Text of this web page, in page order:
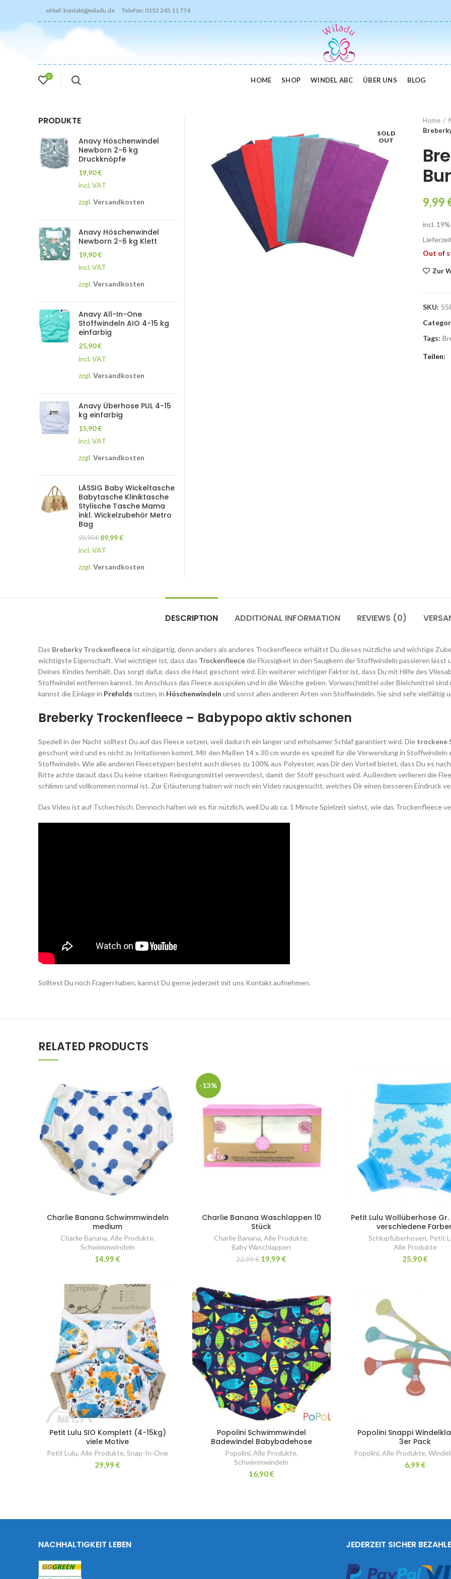
eMail: kontakt@wiladu.de Telefon: 0152 245 11 774
0 HOME SHOP WINDEL ABC ÜBER UNS BLOG
SOLD
OUT
Home
9,99
incl.
Out of
Zur
SKU:
Tags:
Teilen
PRODUKTE
Anavy Höschenwindel
Newborn 2-6 kg
Druckknöpfe
19,90€
incl. VAT
zzgl.Versandkosten
Anavy Höschenwindel
Newborn 2-6 kg Klett
19,90€
incl. VAT
zzgl.Versandkosten
Anavy All-In-One
Stoffwindeln AIO 4-15 kg
einfarbig
25,90€
incl. VAT
zzgl.Versandkosten
Anavy Überhose PUL 4-15
kg einfarbig
15,90€
incl. VAT
zzgl.Versandkosten
LÄSSIG Baby Wickeltasche
Babytasche Kliniktasche
Stylische Tasche Mama
inkl. Wickelzubehör Metro
Bag
99,99€ 89,99€
incl. VAT
zzgl.Versandkosten
DESCRIPTION ADDITIONAL INFORMATION REVIEWS (0)
Das Breberky Trockenfleeceist einzigartig, denn anders als anderes Trockenfleece erhältst Du dieses nützliche und wichtige
wichtigste Eigenschaft. Viel wichtiger ist, dass das Trockenfleecedie Flüssigkeit in den Saugkern der Stoffwindeln passieren
Deines Kindes fernhält. Das sorgt dafür, dass die Haut geschont wird. Ein weiterer wichtiger Faktor ist, dass Du mit Hilfe des
Stoffwindel entfernen kannst. Im Anschluss das Fleece ausspülen und in die Wäsche geben. Vorwaschmittel oder Bleichmittel
kannst die Einlage in Prefolds nutzen, in Höschenwindeln und sonst allen anderen Arten von Stoffwindeln. Sie sind sehr vielfältig
Breberky Trockenfleece – Babypopo aktiv schonen
Speziell in der Nacht solltest Du auf das Fleece setzen, weil dadurch ein langer und erholsamer Schlaf garantiert wird. Die trockene
geschont wird und es nicht zu Irritationen kommt. Mit den Maßen 14 x 30 cm wurde es speziell für die Verwendung in
Stoffwindeln. Wie alle anderen Fleecetypen besteht auch dieses zu 100% aus Polyester, was Dir den Vorteil bietet, dass Du es
Bitte achte darauf, dass Du keine starken Reinigungsmittel verwendest, damit der Stoff geschont wird. Außerdem verlieren die
schlimm und vollkommen normal ist. Zur Erläuterung haben wir noch ein Video rausgesucht, welches Dir einen besseren Eindruck
Das Video ist auf Tschechisch. Dennoch halten wir es für nützlich, weil Du ab ca. 1 Minute Spielzeit siehst, wie das Trockenfleece
Solltest Du noch Fragen haben, kannst Du gerne jederzeit mit uns Kontakt aufnehmen.
RELATED PRODUCTS
Charlie Banana Schwimmwindeln
medium
Charlie Banana, Alle Produkte,
Schwimmwindeln
14,99€
-13%
Charlie Banana Waschlappen 10
Stück
Charlie Banana,Alle Produkte,
Baby Waschlappen
22,99€ 19,99€
Petit Lulu Wollüberhose Gr.
verschiedene
Schlupfüberhosen, Petit
Alle Produkte
25,90€
Petit Lulu SIO Komplett (4-15kg)
viele Motive
Petit Lulu,Alle Produkte,Snap-In-One
29,99€
Popolini Schwimmwindel
Badewindel Babybadehose
Popolini, Alle Produkte,
Schwimmwindeln
16,90€
Popolini Snappi
3er Pack
Popolini, Alle Produkte,
6,99 €
NACHHALTIGKEIT LEBEN JEDERZEIT SICHER